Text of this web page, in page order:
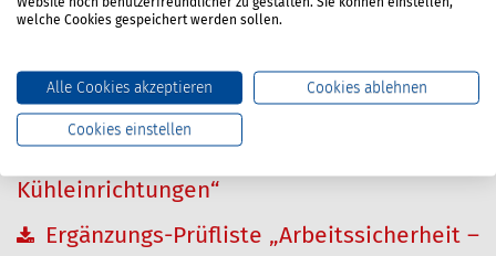
Fahrzeuge mit speziellen Hub- und
anzuwenden)
Ergänzungs-Prüfliste „Arbeitssicherheit –
Kühleinrichtungen“
Ergänzungs-Prüfliste „Arbeitssicherheit –
Website noch benutzerfreundlicher zu gestalten. Sie können einstellen,
welche Cookies gespeichert werden sollen.
Alle Cookies akzeptieren Cookies ablehnen
Cookies einstellen